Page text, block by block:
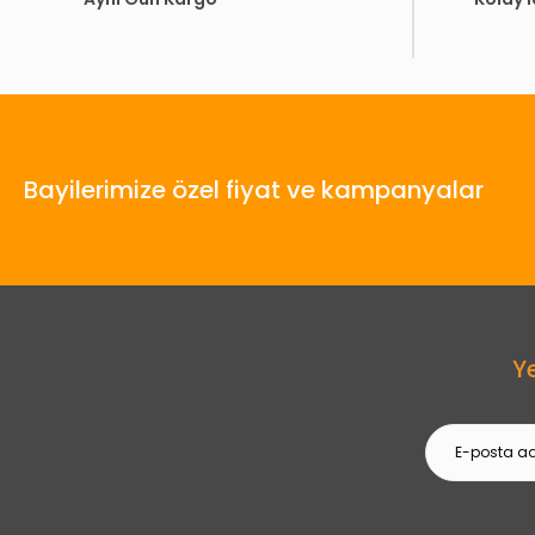
Bayilerimize özel fiyat ve kampanyalar